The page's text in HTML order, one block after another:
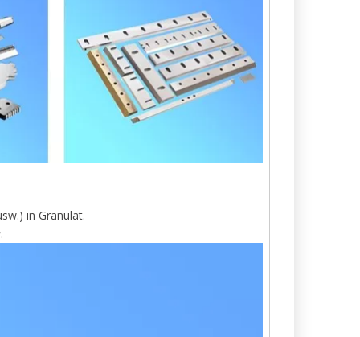
in Granulat.